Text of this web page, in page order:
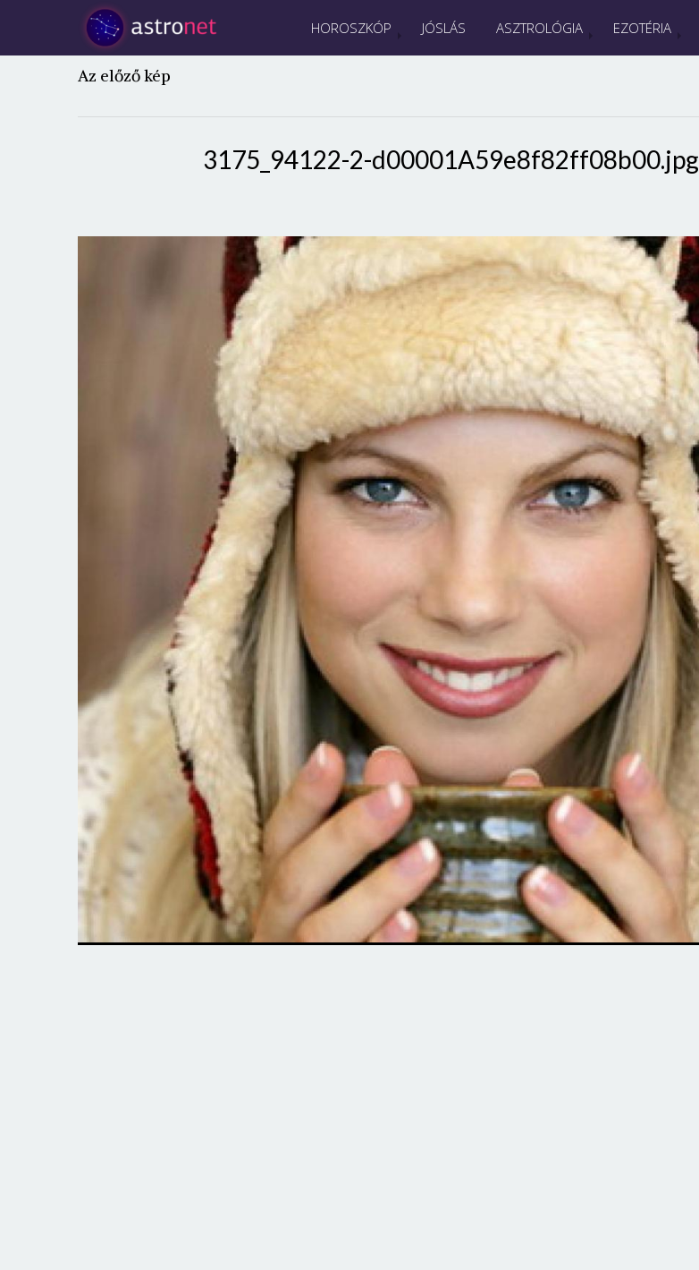
HOROSZKÓP JÓSLÁS ASZTROLÓGIA EZOTÉRIA
Az előző kép
3175_94122-2-d00001A59e8f82ff08b00.jpg